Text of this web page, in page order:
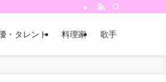
・タレント 料理家 歌手